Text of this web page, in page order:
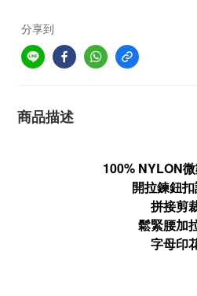
分享到
商品描述
100% NYLON
開拉鍊鈕
拼接剪
鬆緊腰加
字母印